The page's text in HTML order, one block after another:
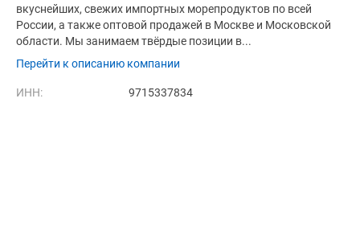
вкуснейших, свежих импортных морепродуктов по всей
России, а также оптовой продажей в Москве и Московской
области. Мы занимаем твёрдые позиции в...
Перейти к описанию компании
ИНН: 9715337834